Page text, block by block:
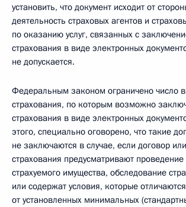
установить, что документ исходит от
деятельность страховых агентов и
по оказанию услуг, связанных с
страхования в виде электронных
не допускается.
Федеральным законом ограничено число
страхования, по которым возможно
страхования в виде электронных
этого, специально оговорено, что такие
не заключаются в случае, если договор
страхования предусматривают
страхуемого имущества, обследование
или содержат условия, которые отличаются
от установленных минимальных